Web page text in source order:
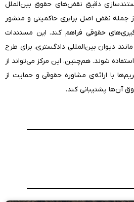
دقیق نقض‌های حقوق بین‌الملل
جمله نقض اصل برابری حاکمیتی و منشور
حقوقی فراهم کند. این مستندات
دیوان بین‌المللی دادگستری، برای طرح
شوند. هم‌چنین، این مرکز می‌تواند از
با ارائه‌ی مشاوره حقوقی و حمایت از
آن‌ها پشتیبانی کند.